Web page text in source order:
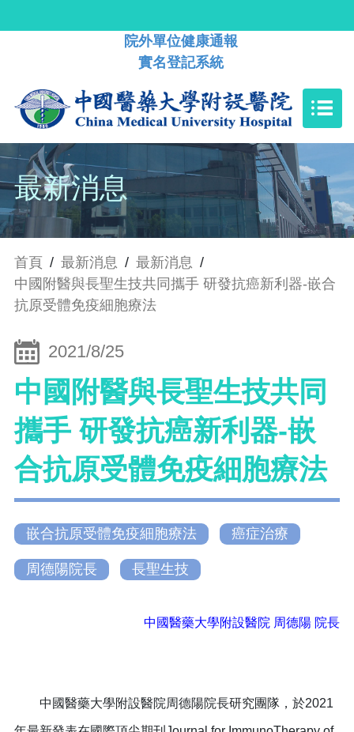
院外單位健康通報
實名登記系統
最新消息
首頁 / 最新消息 / 最新消息 /
中國附醫與長聖生技共同攜手 研發抗癌新利器-嵌合
抗原受體免疫細胞療法
2021/8/25
中國附醫與長聖生技共同
攜手 研發抗癌新利器-嵌
合抗原受體免疫細胞療法
嵌合抗原受體免疫細胞療法 癌症治療
周德陽院長 長聖生技
中國醫藥大學附設醫院 周德陽 院長
中國醫藥大學附設醫院周德陽院長研究團隊，於2021